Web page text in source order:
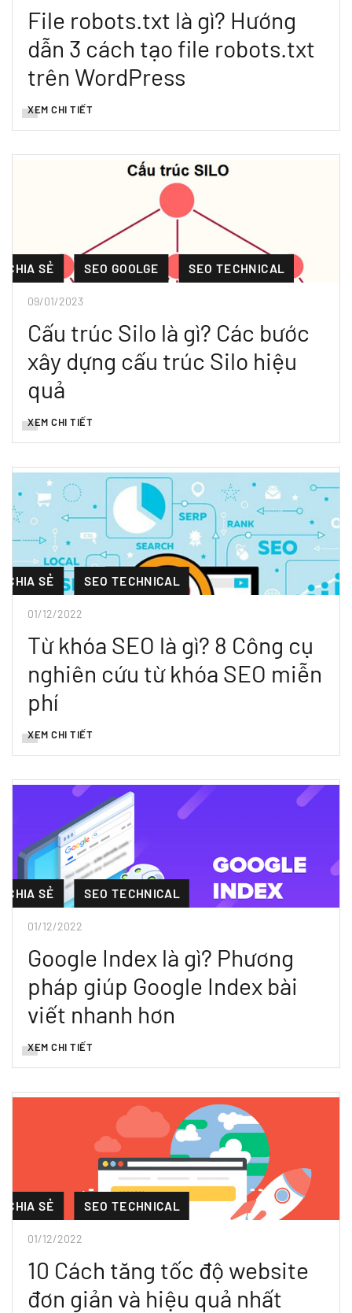
File robots.txt là gì? Hướng
dẫn 3 cách tạo file robots.txt
trên WordPress
XEM CHI TIẾT
CHIA SẺ SEO GOOLGE SEO TECHNICAL
09/01/2023
Cấu trúc Silo là gì? Các bước
xây dựng cấu trúc Silo hiệu
quả
XEM CHI TIẾT
CHIA SẺ SEO TECHNICAL
01/12/2022
Từ khóa SEO là gì? 8 Công cụ
nghiên cứu từ khóa SEO miễn
phí
XEM CHI TIẾT
CHIA SẺ SEO TECHNICAL
01/12/2022
Google Index là gì? Phương
pháp giúp Google Index bài
viết nhanh hơn
XEM CHI TIẾT
CHIA SẺ SEO TECHNICAL
01/12/2022
10 Cách tăng tốc độ website
đơn giản và hiệu quả nhất